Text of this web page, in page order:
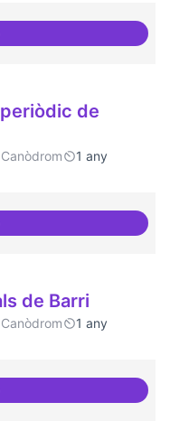
punter en innovació
de
1 any
acompanyament periòdic
de Barri
1 any
FLOSS a Casals de